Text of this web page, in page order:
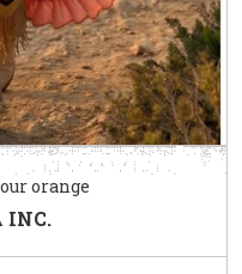
orange
INC.